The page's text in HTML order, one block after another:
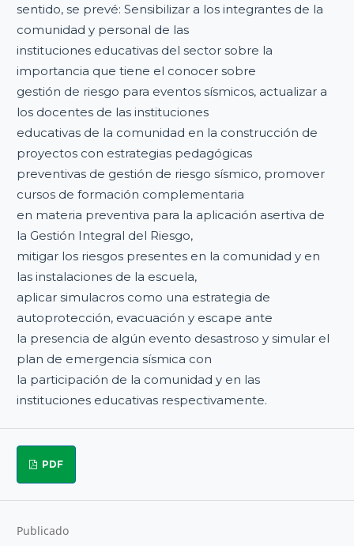
sentido, se prevé: Sensibilizar a los integrantes de la
comunidad y personal de las
instituciones educativas del sector sobre la
importancia que tiene el conocer sobre
gestión de riesgo para eventos sísmicos, actualizar a
los docentes de las instituciones
educativas de la comunidad en la construcción de
proyectos con estrategias pedagógicas
preventivas de gestión de riesgo sísmico, promover
cursos de formación complementaria
en materia preventiva para la aplicación asertiva de
la Gestión Integral del Riesgo,
mitigar los riesgos presentes en la comunidad y en
las instalaciones de la escuela,
aplicar simulacros como una estrategia de
autoprotección, evacuación y escape ante
la presencia de algún evento desastroso y simular el
plan de emergencia sísmica con
la participación de la comunidad y en las
instituciones educativas respectivamente.
PDF
Publicado